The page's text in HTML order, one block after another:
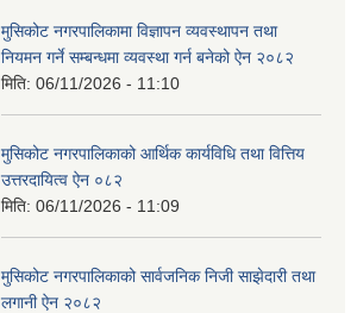
मुसिकोट नगरपालिकामा विज्ञापन व्यवस्थापन तथा
नियमन गर्ने सम्बन्धमा व्यवस्था गर्न बनेको ऐन २०८२
मिति: 06/11/2026 - 11:10
मुसिकोट नगरपालिकाको आर्थिक कार्यविधि तथा वित्तिय
उत्तरदायित्व ऐन ०८२
मिति: 06/11/2026 - 11:09
मुसिकोट नगरपालिकाको सार्वजनिक निजी साझेदारी तथा
लगानी ऐन २०८२